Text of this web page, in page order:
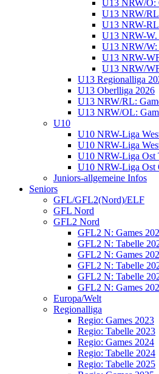
U13 NRW/O:
U13 NRW/
U13 NRW-
U13 NRW-W.
U13 NRW/W:
U13 NRW-
U13 NRW/
U13 Regionalliga
U13 Oberlliga 2026
U13 NRW/RL:
U13 NRW/OL:
U10
U10 NRW-Liga
U10 NRW-Liga
U10 NRW-Liga Ost
U10 NRW-Liga Ost
Juniors-allgemeine Infos
Seniors
GFL/GFL2(Nord)/ELF
GFL Nord
GFL2 Nord
GFL2 N: Games
GFL2 N: Tabelle
GFL2 N: Games
GFL2 N: Tabelle
GFL2 N: Tabelle
GFL2 N: Games
Europa/Welt
Regionalliga
Regio: Games 2023
Regio: Tabelle 2023
Regio: Games 2024
Regio: Tabelle 2024
Regio: Tabelle 2025